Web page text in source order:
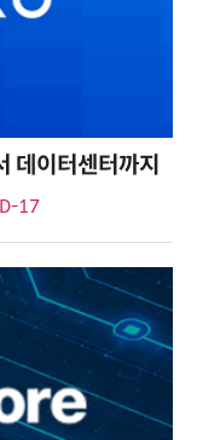
데이터센터까지
D-17